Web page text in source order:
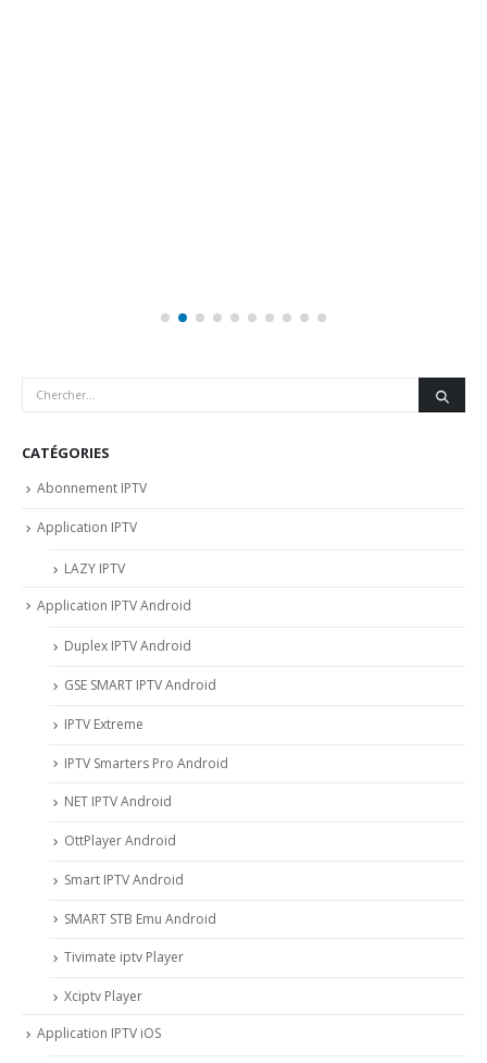
CATÉGORIES
Abonnement IPTV
Application IPTV
LAZY IPTV
Application IPTV Android
Duplex IPTV Android
GSE SMART IPTV Android
IPTV Extreme
IPTV Smarters Pro Android
NET IPTV Android
OttPlayer Android
Smart IPTV Android
SMART STB Emu Android
Tivimate iptv Player
Xciptv Player
Application IPTV iOS